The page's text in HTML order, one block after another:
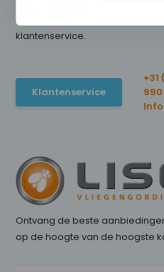
klantenservice.
Klantenservice
+31
990
Ontvang de beste
op de hoogte van de hoogste